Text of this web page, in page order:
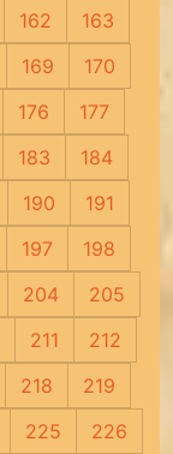
162
163
169
170
176
177
183
184
190
191
197
198
204
205
211
212
218
219
225
226